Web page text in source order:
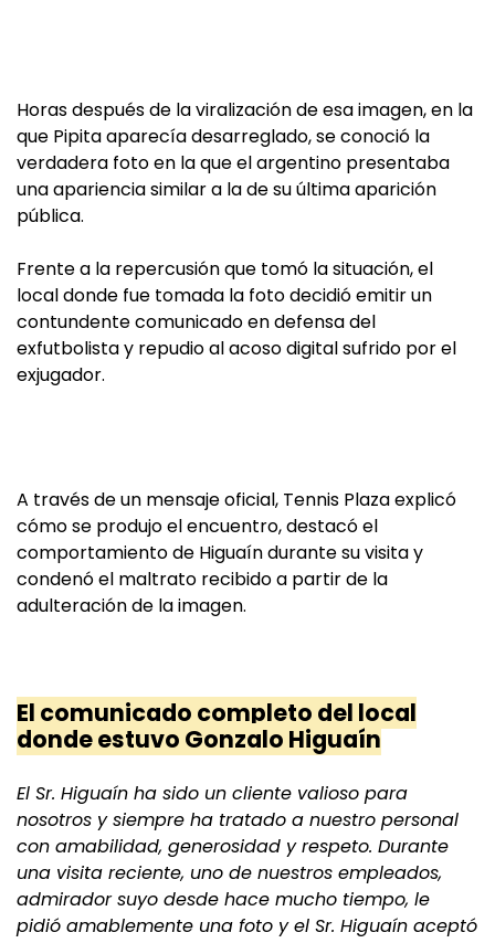
Horas después de la viralización de esa imagen, en la
que Pipita aparecía desarreglado, se conoció la
verdadera foto en la que el argentino presentaba
una apariencia similar a la de su última aparición
pública.
Frente a la repercusión que tomó la situación, el
local donde fue tomada la foto decidió emitir un
contundente comunicado en defensa del
exfutbolista y repudio al acoso digital sufrido por el
exjugador.
A través de un mensaje oficial, Tennis Plaza explicó
cómo se produjo el encuentro, destacó el
comportamiento de Higuaín durante su visita y
condenó el maltrato recibido a partir de la
adulteración de la imagen.
El comunicado completo del local
donde estuvo Gonzalo Higuaín
El Sr. Higuaín ha sido un cliente valioso para
nosotros y siempre ha tratado a nuestro personal
con amabilidad, generosidad y respeto. Durante
una visita reciente, uno de nuestros empleados,
admirador suyo desde hace mucho tiempo, le
pidió amablemente una foto y el Sr. Higuaín aceptó